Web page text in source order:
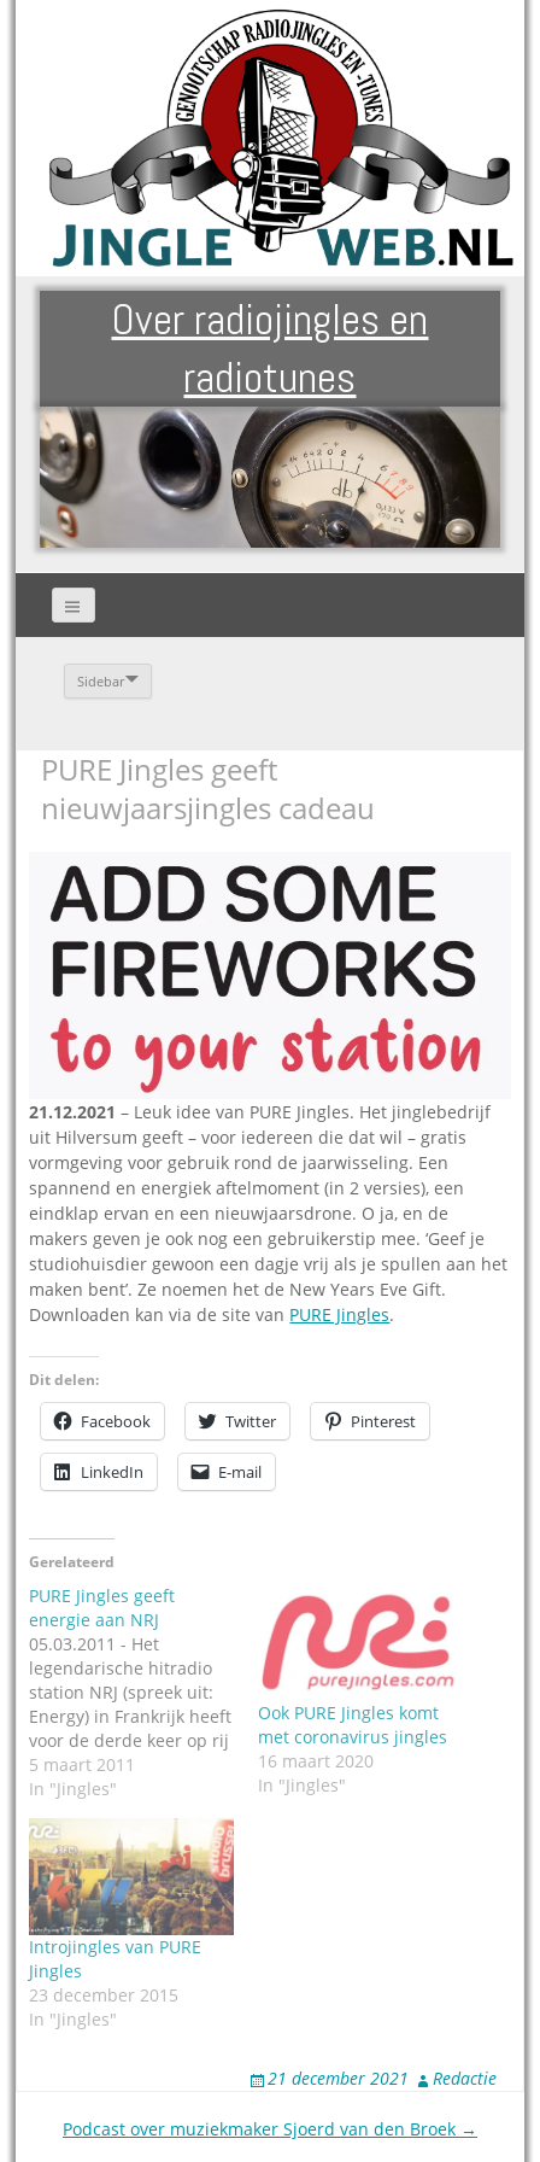
Over radiojingles en
radiotunes
Sidebar
PURE Jingles geeft
nieuwjaarsjingles cadeau
21.12.2021 – Leuk idee van PURE Jingles. Het jinglebedrijf
uit Hilversum geeft – voor iedereen die dat wil – gratis
vormgeving voor gebruik rond de jaarwisseling. Een
spannend en energiek aftelmoment (in 2 versies), een
eindklap ervan en een nieuwjaarsdrone. O ja, en de
makers geven je ook nog een gebruikerstip mee. ‘Geef je
studiohuisdier gewoon een dagje vrij als je spullen aan het
maken bent’. Ze noemen het de New Years Eve Gift.
Downloaden kan via de site van PURE Jingles.
Dit delen:
Facebook Twitter Pinterest
LinkedIn E-mail
Gerelateerd
PURE Jingles geeft
energie aan NRJ
05.03.2011 - Het
legendarische hitradio
station NRJ (spreek uit:
Energy) in Frankrijk heeft
voor de derde keer op rij
nieuwe jingles laten
maken door PURE Jingles
in Hilversum. De
opdracht van de nieuwe
programmaleider was,
volgens het jinglebedrijf
zelf, om krachtige jingles
te maken die hun tijd ver
vooruit zijn.…
5 maart 2011
In "Jingles"
Ook PURE Jingles komt
met coronavirus jingles
16 maart 2020
In "Jingles"
Introjingles van PURE
Jingles
23 december 2015
In "Jingles"
21 december 2021 Redactie
PostPodcast over muziekmaker Sjoerd van den Broek →